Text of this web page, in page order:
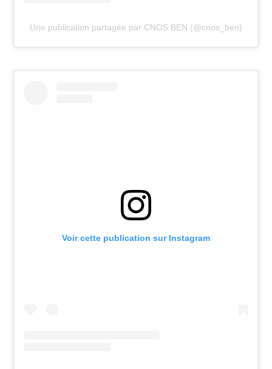
Une publication partagée par CNOS BEN (@cnos_ben)
Voir cette publication sur Instagram